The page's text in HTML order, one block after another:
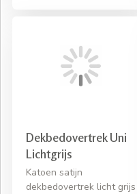
Dekbedovertrek Uni
Lichtgrijs
Katoen satijn
dekbedovertrek licht grijs